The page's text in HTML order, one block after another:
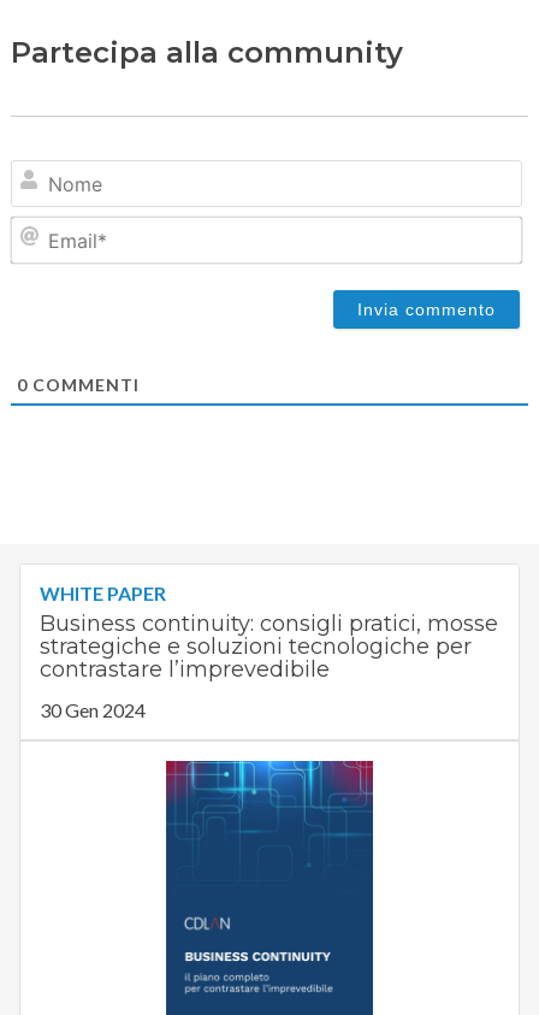
Partecipa alla community
0COMMENTI
WHITE PAPER
Business continuity: consigli pratici, mosse
strategiche e soluzioni tecnologiche per
contrastare l’imprevedibile
30 Gen 2024